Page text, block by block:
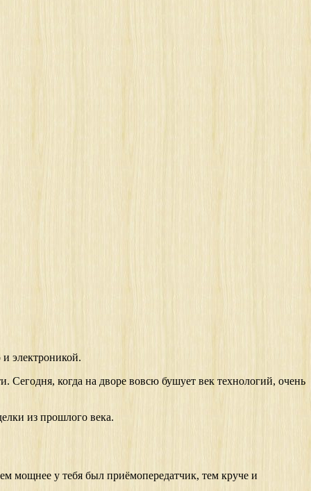
электроникой.
Сегодня, когда на дворе вовсю бушует век технологий, очень
из прошлого века.
мощнее у тебя был приёмопередатчик, тем круче и